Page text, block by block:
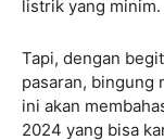
listrik yang minim.
Tapi, dengan
pasaran, bingung
ini akan
2024 yang bisa